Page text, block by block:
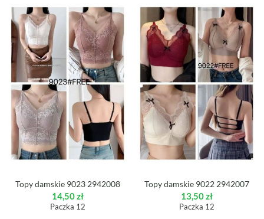
Topy damskie 9023 2942008
14,50zł
Paczka 12
Topy damskie 9022 2942007
13,50zł
Paczka 12